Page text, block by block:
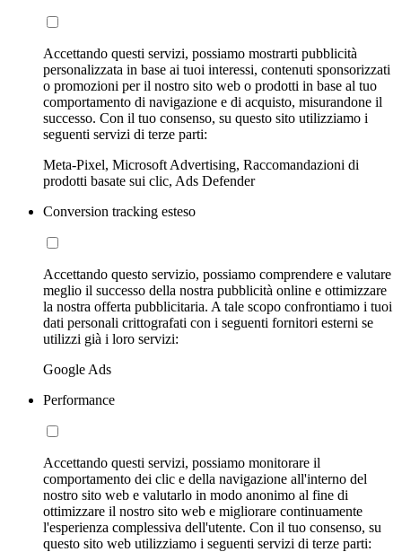
Accettando questi servizi, possiamo mostrarti pubblicità
personalizzata in base ai tuoi interessi, contenuti sponsorizzati
o promozioni per il nostro sito web o prodotti in base al tuo
comportamento di navigazione e di acquisto, misurandone il
successo. Con il tuo consenso, su questo sito utilizziamo i
seguenti servizi di terze parti:
Meta-Pixel, Microsoft Advertising, Raccomandazioni di
prodotti basate sui clic, Ads Defender
Conversion tracking esteso
Accettando questo servizio, possiamo comprendere e valutare
meglio il successo della nostra pubblicità online e ottimizzare
la nostra offerta pubblicitaria. A tale scopo confrontiamo i tuoi
dati personali crittografati con i seguenti fornitori esterni se
utilizzi già i loro servizi:
Google Ads
Performance
Accettando questi servizi, possiamo monitorare il
comportamento dei clic e della navigazione all'interno del
nostro sito web e valutarlo in modo anonimo al fine di
ottimizzare il nostro sito web e migliorare continuamente
l'esperienza complessiva dell'utente. Con il tuo consenso, su
questo sito web utilizziamo i seguenti servizi di terze parti: